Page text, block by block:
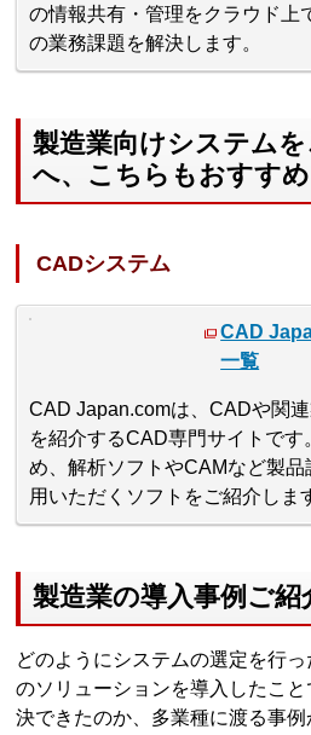
の情報共有・管理をクラウド上
の業務課題を解決します。
製造業向けシステム
へ、こちらもおすすめ
CADシステム
CAD
一覧
CAD Japan.comは、CADや関
を紹介するCAD専門サイトで
め、解析ソフトやCAMなど製品
用いただくソフトをご紹介しま
製造業の導入事例ご紹
どのようにシステムの選定を行
のソリューションを導入したこ
決できたのか、多業種に渡る事